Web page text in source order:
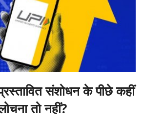
संशोधन के पीछे कहीं
तो नहीं?